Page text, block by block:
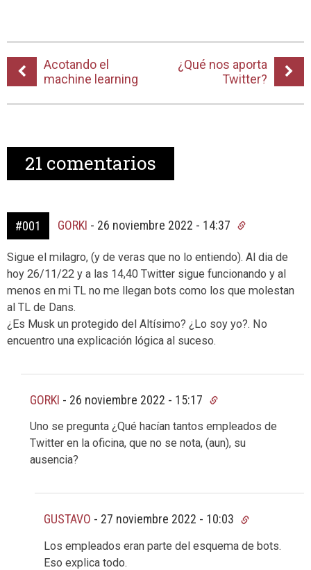
Acotando el
machine learning
¿Qué nos aporta
Twitter?
21 comentarios
#001 GORKI - 26 noviembre 2022 - 14:37
Sigue el milagro, (y de veras que no lo entiendo). Al dia de
hoy 26/11/22 y a las 14,40 Twitter sigue funcionando y al
menos en mi TL no me llegan bots como los que molestan
al TL de Dans.
¿Es Musk un protegido del Altísimo? ¿Lo soy yo?. No
encuentro una explicación lógica al suceso.
GORKI - 26 noviembre 2022 - 15:17
Uno se pregunta ¿Qué hacían tantos empleados de
Twitter en la oficina, que no se nota, (aun), su
ausencia?
GUSTAVO - 27 noviembre 2022 - 10:03
Los empleados eran parte del esquema de bots.
Eso explica todo.